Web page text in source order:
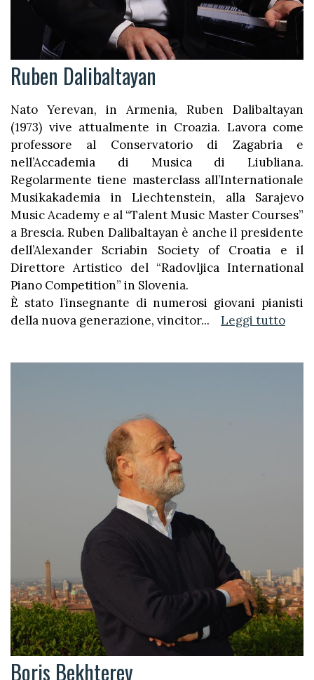
Ruben Dalibaltayan
Nato Yerevan, in Armenia, Ruben Dalibaltayan
(1973) vive attualmente in Croazia. Lavora come
professore al Conservatorio di Zagabria e
nell’Accademia di Musica di Liubliana.
Regolarmente tiene masterclass all’Internationale
Musikakademia in Liechtenstein, alla Sarajevo
Music Academy e al “Talent Music Master Courses”
a Brescia. Ruben Dalibaltayan è anche il presidente
dell’Alexander Scriabin Society of Croatia e il
Direttore Artistico del “Radovljica International
Piano Competition” in Slovenia.
È stato l’insegnante di numerosi giovani pianisti
della nuova generazione, vincitor... Leggi tutto
Boris Bekhterev